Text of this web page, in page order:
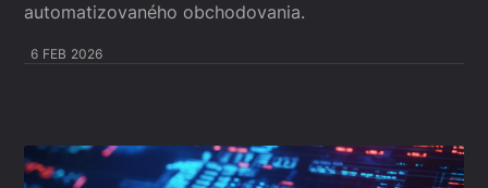
automatizovaného obchodovania.
6 FEB 2026